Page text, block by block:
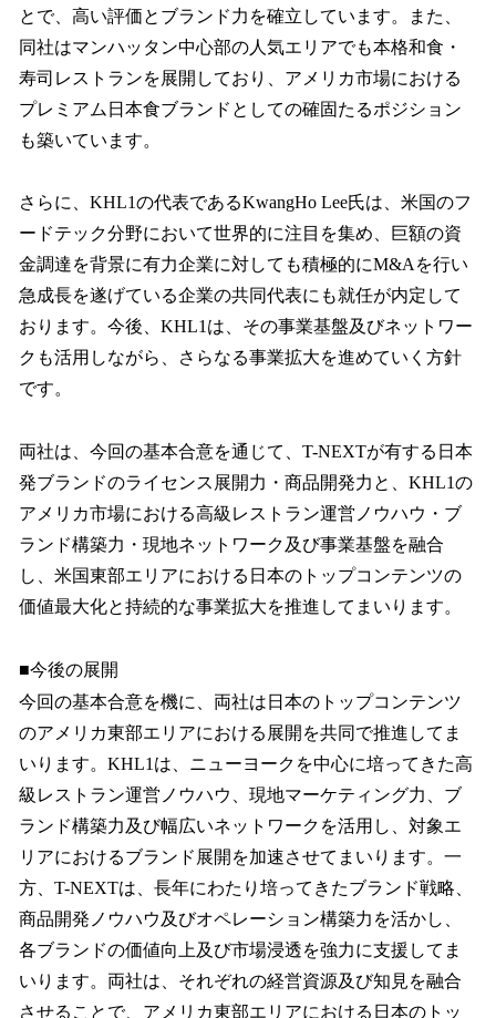
とで、高い評価とブランド力を確立しています。また、
同社はマンハッタン中心部の人気エリアでも本格和食・
寿司レストランを展開しており、アメリカ市場における
プレミアム日本食ブランドとしての確固たるポジション
も築いています。
さらに、KHL1の代表であるKwangHo Lee氏は、米国のフ
ードテック分野において世界的に注目を集め、巨額の資
金調達を背景に有力企業に対しても積極的にM&Aを行い
急成長を遂げている企業の共同代表にも就任が内定して
おります。今後、KHL1は、その事業基盤及びネットワー
クも活用しながら、さらなる事業拡大を進めていく方針
です。
両社は、今回の基本合意を通じて、T-NEXTが有する日本
発ブランドのライセンス展開力・商品開発力と、KHL1の
アメリカ市場における高級レストラン運営ノウハウ・ブ
ランド構築力・現地ネットワーク及び事業基盤を融合
し、米国東部エリアにおける日本のトップコンテンツの
価値最大化と持続的な事業拡大を推進してまいります。
■今後の展開
今回の基本合意を機に、両社は日本のトップコンテンツ
のアメリカ東部エリアにおける展開を共同で推進してま
いります。KHL1は、ニューヨークを中心に培ってきた高
級レストラン運営ノウハウ、現地マーケティング力、ブ
ランド構築力及び幅広いネットワークを活用し、対象エ
リアにおけるブランド展開を加速させてまいります。一
方、T-NEXTは、長年にわたり培ってきたブランド戦略、
商品開発ノウハウ及びオペレーション構築力を活かし、
各ブランドの価値向上及び市場浸透を強力に支援してま
いります。両社は、それぞれの経営資源及び知見を融合
させることで、アメリカ東部エリアにおける日本のトッ